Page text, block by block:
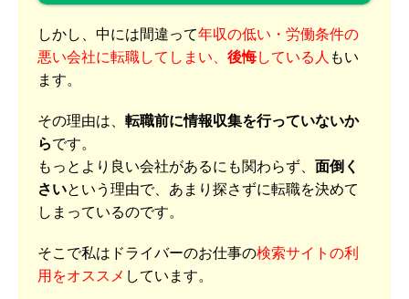
しかし、中には間違って年収の低い・労働条件の
悪い会社に転職してしまい、 後悔している人 もい
ます。
その理由は、 転職前に情報収集を行っていないか
らです。
もっとより良い会社があるにも関わらず、 面倒く
さいという理由で、あまり探さずに転職を決めて
しまっているのです。
そこで私はドライバーのお仕事の検索サイトの利
用をオススメ しています。